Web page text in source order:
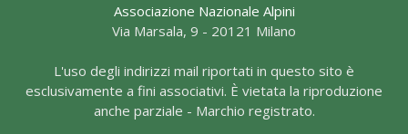
Associazione Nazionale Alpini
Via Marsala, 9 - 20121 Milano
L'uso degli indirizzi mail riportati in questo sito è
esclusivamente a fini associativi. È vietata la riproduzione
anche parziale - Marchio registrato.